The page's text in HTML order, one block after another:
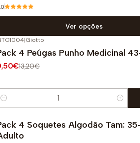
Ver opções
DESCONTO
|Giotto
4 Peúgas Punho Medicinal
13,20€
Quantidade
4 Soquetes Algodão Tam: